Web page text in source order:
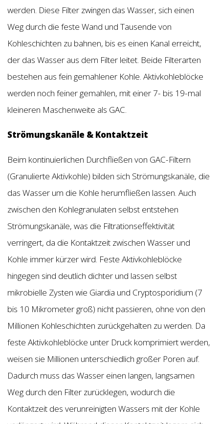
werden. Diese Filter zwingen das Wasser, sich einen
Weg durch die feste Wand und Tausende von
Kohleschichten zu bahnen, bis es einen Kanal erreicht,
der das Wasser aus dem Filter leitet. Beide Filterarten
bestehen aus fein gemahlener Kohle. Aktivkohleblöcke
werden noch feiner gemahlen, mit einer 7- bis 19-mal
kleineren Maschenweite als GAC.
Strömungskanäle & Kontaktzeit
Beim kontinuierlichen Durchfließen von GAC-Filtern
(Granulierte Aktivkohle) bilden sich Strömungskanäle, die
das Wasser um die Kohle herumfließen lassen. Auch
zwischen den Kohlegranulaten selbst entstehen
Strömungskanäle, was die Filtrationseffektivität
verringert, da die Kontaktzeit zwischen Wasser und
Kohle immer kürzer wird. Feste Aktivkohleblöcke
hingegen sind deutlich dichter und lassen selbst
mikrobielle Zysten wie Giardia und Cryptosporidium (7
bis 10 Mikrometer groß) nicht passieren, ohne von den
Millionen Kohleschichten zurückgehalten zu werden. Da
feste Aktivkohleblöcke unter Druck komprimiert werden,
weisen sie Millionen unterschiedlich großer Poren auf.
Dadurch muss das Wasser einen langen, langsamen
Weg durch den Filter zurücklegen, wodurch die
Kontaktzeit des verunreinigten Wassers mit der Kohle